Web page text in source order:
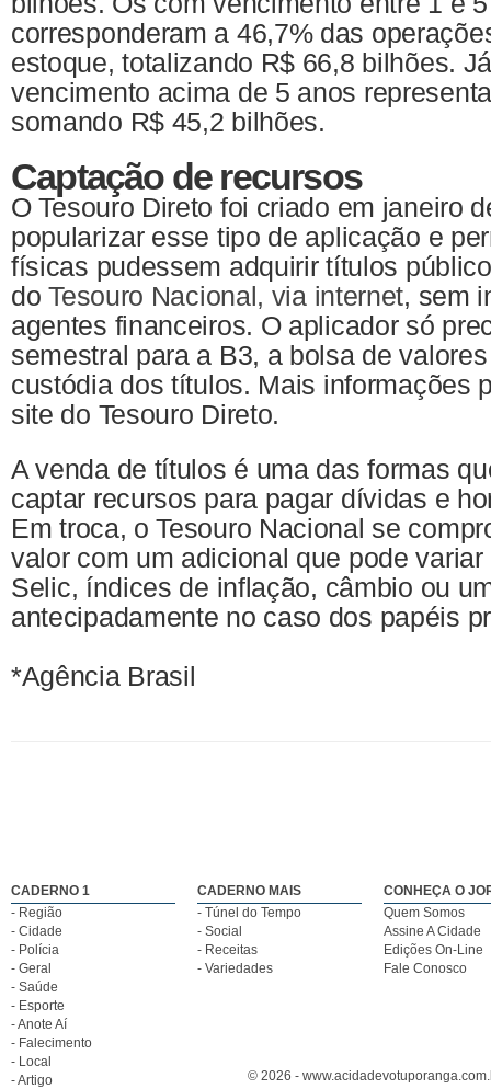
corresponderam a 46,7% das
estoque, totalizando R$ 66,8 bilhões.
vencimento acima de 5 anos
somando R$ 45,2 bilhões.
Captação de recursos
O Tesouro Direto foi criado em janeiro
popularizar esse tipo de aplicação e
físicas pudessem adquirir títulos
doTesouro Nacional, via internet, sem
agentes financeiros. O aplicador só
semestral para a B3, a bolsa de
custódia dos títulos. Mais informações
site do Tesouro Direto.
A venda de títulos é uma das formas
captar recursos para pagar dívidas e
Em troca, o Tesouro Nacional se
valor com um adicional que pode
Selic, índices de inflação, câmbio ou
antecipadamente no caso dos papéis
*Agência Brasil
CADERNO 1
- Região
- Cidade
- Polícia
- Geral
- Saúde
- Esporte
- Anote Aí
- Falecimento
- Local
- Artigo
CADERNO MAIS
- Túnel do Tempo
- Social
- Receitas
- Variedades
CONHEÇA O
Quem Somos
Assine A Cidade
Edições On-Line
Fale Conosco
© 2026 -